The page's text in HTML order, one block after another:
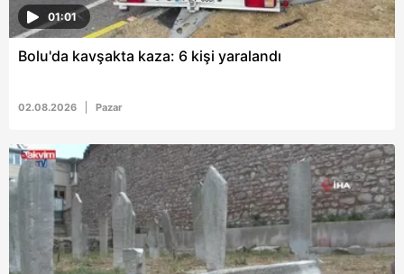
01:01
Bolu'da kavşakta kaza: 6 kişi yaralandı
02.08.2026 Pazar